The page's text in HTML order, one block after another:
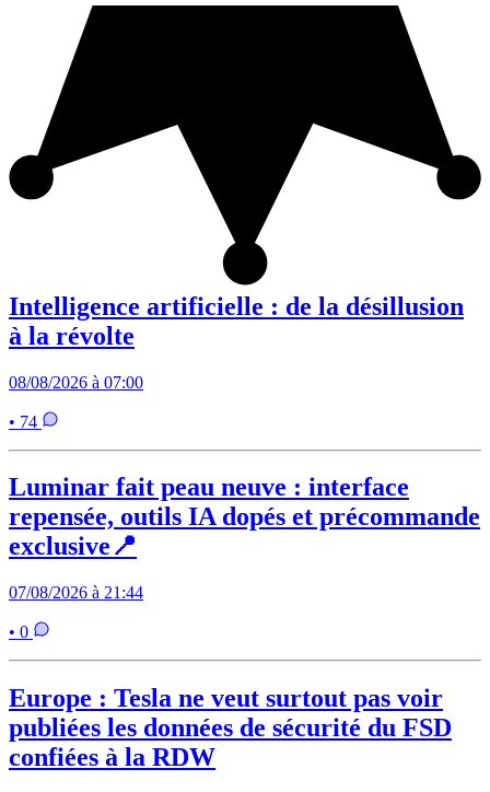
Intelligence artificielle : de la désillusion
à la révolte
08/08/2026 à 07:00
• 74
Luminar fait peau neuve : interface
repensée, outils IA dopés et précommande
exclusive📍
07/08/2026 à 21:44
• 0
Europe : Tesla ne veut surtout pas voir
publiées les données de sécurité du FSD
confiées à la RDW